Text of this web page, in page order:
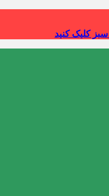
کلیک کنید